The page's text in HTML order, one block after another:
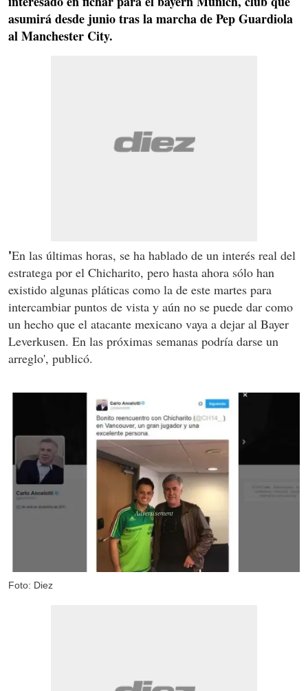
asumirá desde junio tras la marcha de Pep Guardiola
al Manchester City.
'En las últimas horas, se ha hablado de un interés real del
estratega por el Chicharito, pero hasta ahora sólo han
existido algunas pláticas como la de este martes para
intercambiar puntos de vista y aún no se puede dar como
un hecho que el atacante mexicano vaya a dejar al Bayer
Leverkusen. En las próximas semanas podría darse un
arreglo', publicó.
Foto: Diez